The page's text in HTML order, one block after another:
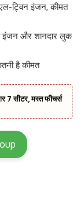
ट्विन इंजन, कीमत
इंजन और शानदार लुक
है कीमत
7 सीटर, मस्त फीचर्स